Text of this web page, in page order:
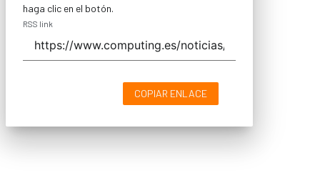
haga clic en el botón.
RSS link
COPIAR ENLACE